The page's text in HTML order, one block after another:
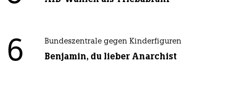
6 Bundeszentrale gegen Kinderfiguren
Benjamin, du lieber Anarchist